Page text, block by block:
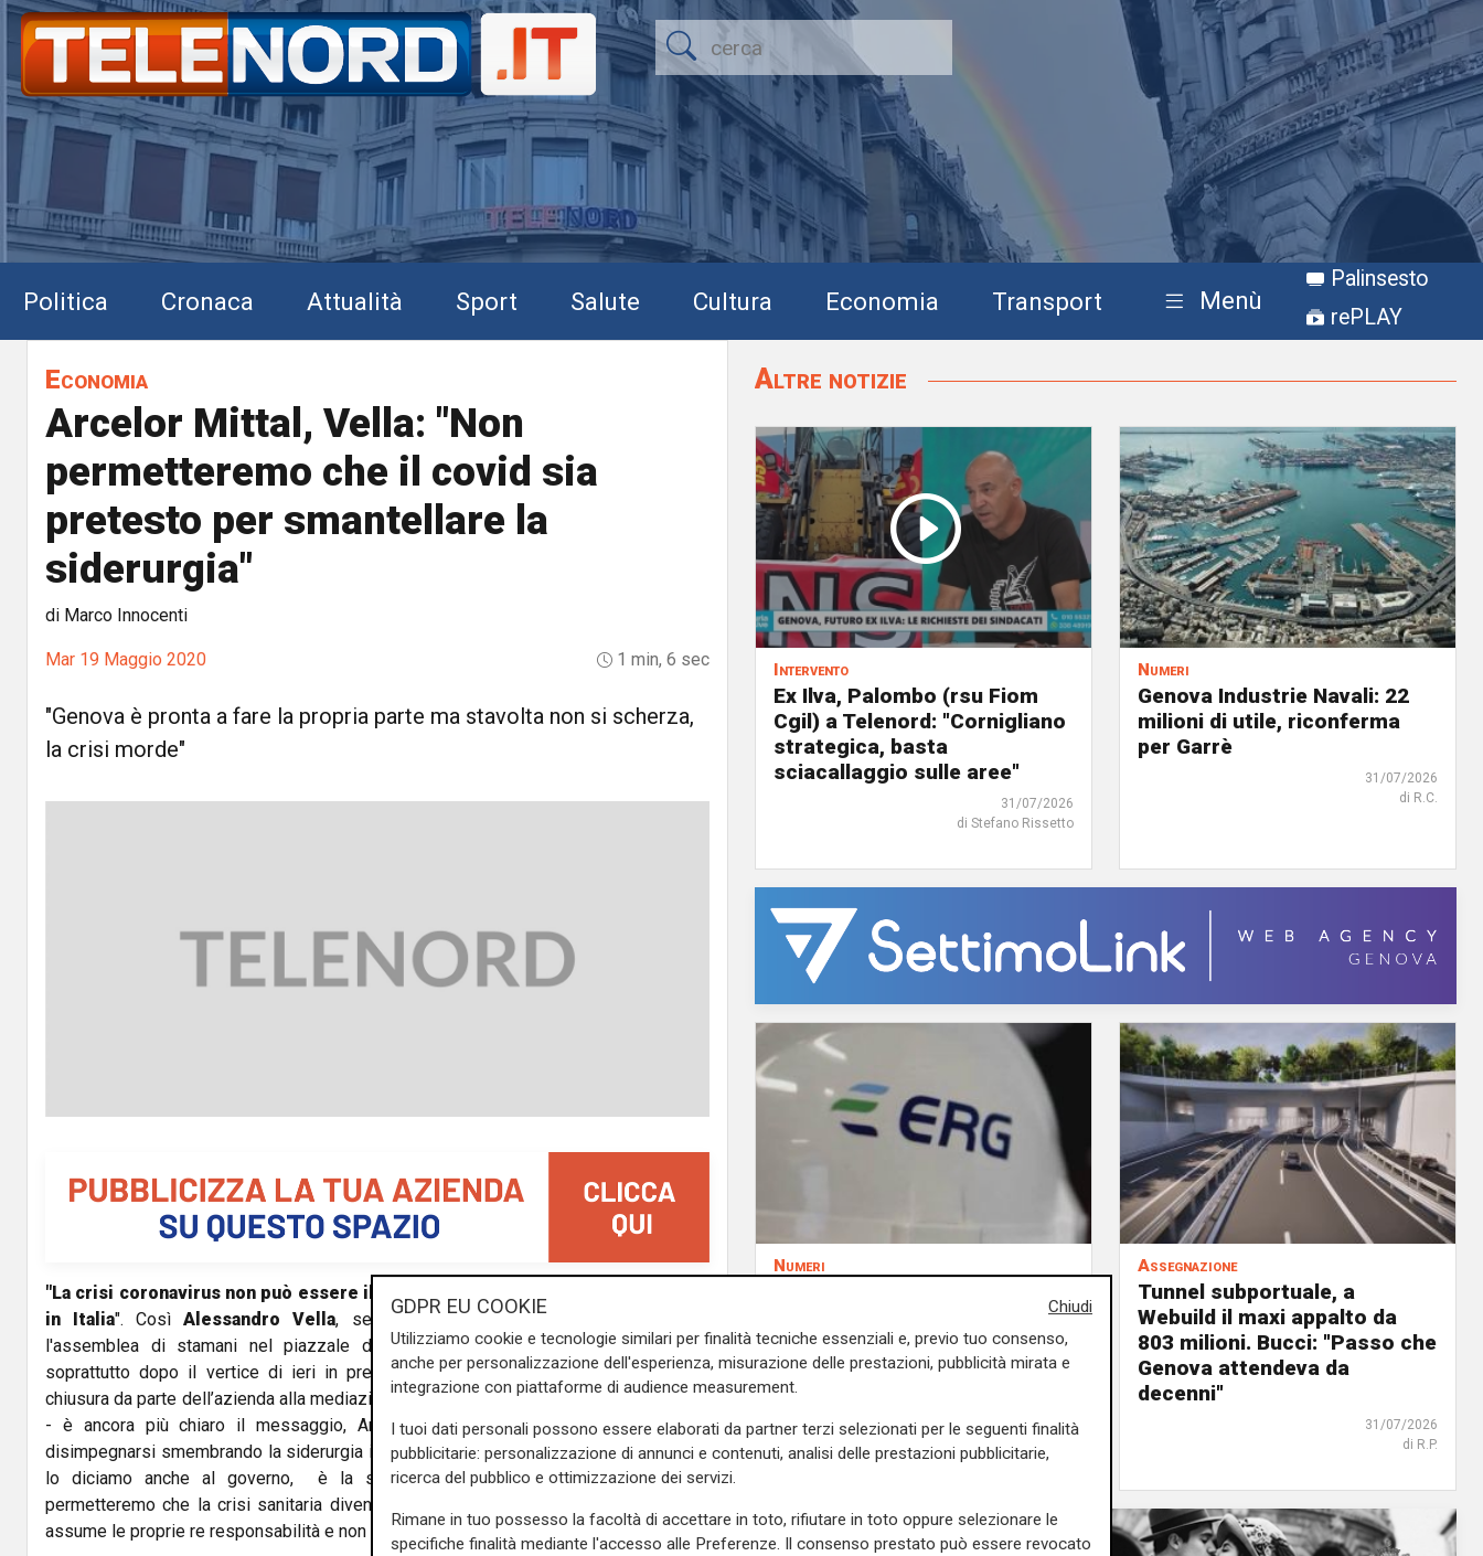
Politica Cronaca Attualità Sport Salute Cultura Economia Transport Menù
Palinsesto
rePLAY
Economia
Arcelor Mittal, Vella: "Non
permetteremo che il covid sia
pretesto per smantellare la
siderurgia"
di Marco Innocenti
Mar 19 Maggio 2020 1 min, 6 sec
"Genova è pronta a fare la propria parte ma stavolta non si scherza,
la crisi morde"
"La crisi coronavirus non può essere il pretesto per smantellare la siderurgia
in Italia". CosìAlessandro Vella, segretario generale Fim Cisl Liguria dopo
l'assemblea di stamani nel piazzale davanti alla portineria di Arcelor Mittal e
soprattutto dopo il vertice di ieri in prefettura, naufragato miseramente. "Dopo la
chiusura da parte dell’azienda alla mediazione proposta dai sindacati - prosegue Vella
- è ancora più chiaro il messaggio, ArcelorMittal vuole usare la pandemia per
disimpegnarsi smembrando la siderurgia in Italia, non lo permetteremo. La siderurgia,
lo diciamo anche al governo, è la spina dorsale della nostra industria, non
permetteremo che la crisi sanitaria diventi una crisi sociale perché qualcuno non si
assume le proprie re responsabilità e non rispetta gli impegni sottoscritti".
Altre notizie
Intervento
Ex Ilva, Palombo (rsu Fiom
Cgil) a Telenord: "Cornigliano
strategica, basta
sciacallaggio sulle aree"
31/07/2026
di Stefano Rissetto
Numeri
Genova Industrie Navali: 22
milioni di utile, riconferma
per Garrè
31/07/2026
di R.C.
Numeri
semestre: ricavi a 409 milioni
e margine operativo lordo in
aumento del 9%
di R. Eco.
Assegnazione
Tunnel subportuale, a
Webuild il maxi appalto da
803 milioni. Bucci: "Passo che
Genova attendeva da
decenni"
31/07/2026
di R.P.
Chiudi
GDPR EU COOKIE
Utilizziamo cookie e tecnologie similari per finalità tecniche essenziali e, previo tuo consenso,
anche per personalizzazione dell'esperienza, misurazione delle prestazioni, pubblicità mirata e
integrazione con piattaforme di audience measurement.
I tuoi dati personali possono essere elaborati da partner terzi selezionati per le seguenti finalità
pubblicitarie: personalizzazione di annunci e contenuti, analisi delle prestazioni pubblicitarie,
ricerca del pubblico e ottimizzazione dei servizi.
Rimane in tuo possesso la facoltà di accettare in toto, rifiutare in toto oppure selezionare le
specifiche finalità mediante l'accesso alle Preferenze. Il consenso prestato può essere revocato